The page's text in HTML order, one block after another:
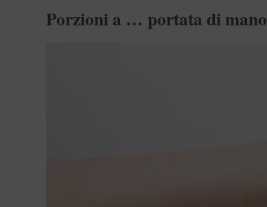
Porzioni a … portata di mano